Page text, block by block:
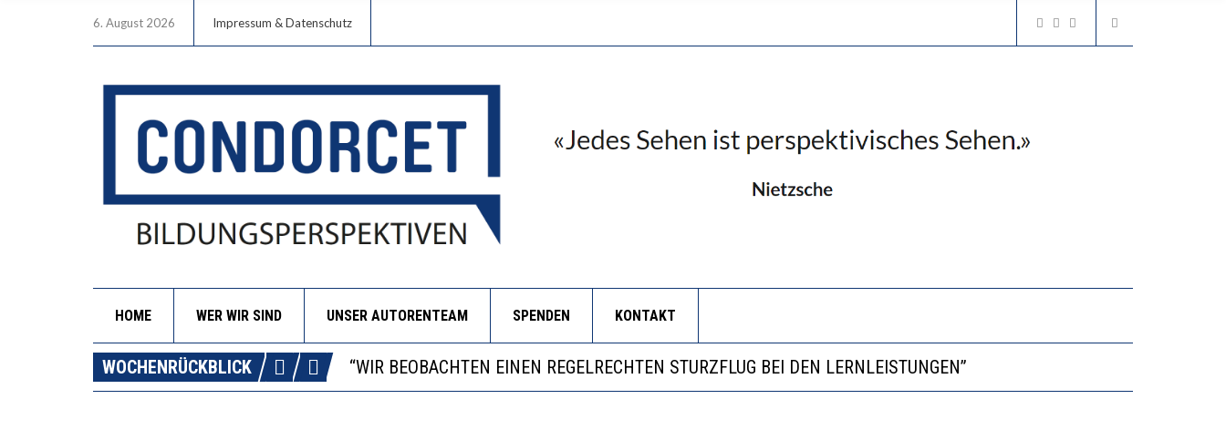
6. August 2026 Impressum & Datenschutz
HOME WER WIR SIND UNSER AUTORENTEAM SPENDEN KONTAKT
WOCHENRÜCKBLICK
ICH WILL MEHR EVIDENZ UND WILL WISSEN, WAS ALL DIE INVESTITIONEN BRINGEN
WORAUS WÄCHST, WAS KINDER TRÄGT
“WIR BEOBACHTEN EINEN REGELRECHTEN STURZFLUG BEI DEN LERNLEISTUNGEN”
DIE VERSTÄRKTE HARMONISIERUNG IM SCHULWESEN VERRINGERT DAS INNOVATIONSPOTENZIAL